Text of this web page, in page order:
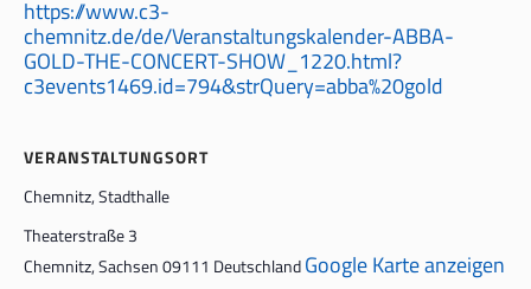
https://www.c3-
chemnitz.de/de/Veranstaltungskalender-ABBA-
GOLD-THE-CONCERT-SHOW_1220.html?
c3events1469.id=794&strQuery=abba%20gold
VERANSTALTUNGSORT
Chemnitz, Stadthalle
Theaterstraße 3
Chemnitz,Sachsen09111 DeutschlandGoogle Karte anzeigen